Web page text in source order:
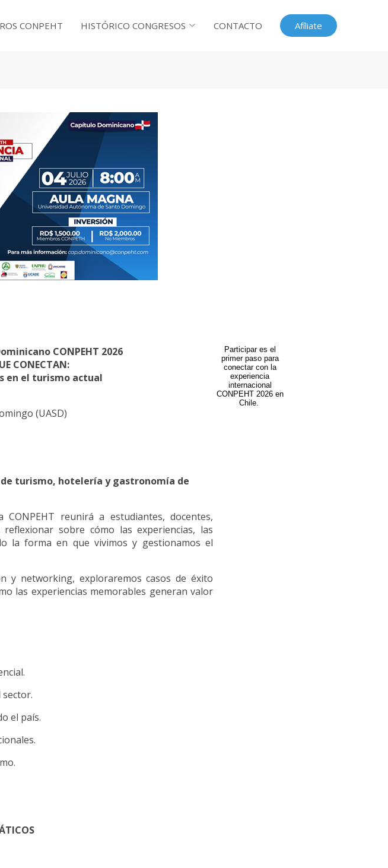
CONPEHT HISTÓRICO CONGRESOS CONTACTO Afíliate
CONPEHT 2026
CONECTAN:
en el turismo actual
(UASD)
turismo, hotelería y gastronomía de
reunirá a estudiantes, docentes,
sobre cómo las experiencias, las
la forma en que vivimos y gestionamos el
y networking, exploraremos casos de éxito
las experiencias memorables generan valor
el país.
Participar es el
primer paso para
conectar con la
experiencia
internacional
CONPEHT 2026 en
Chile.